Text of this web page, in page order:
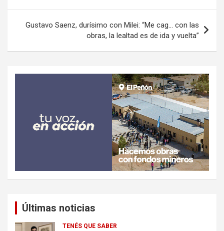
entradas
Gustavo Saenz, durísimo con Milei: “Me cag… con las
obras, la lealtad es de ida y vuelta”
Últimas noticias
TENÉS QUE SABER